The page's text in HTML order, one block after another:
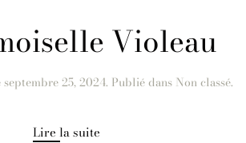
Violeau
septembre 25, 2024. Publié dans Non classé.
Lire la suite